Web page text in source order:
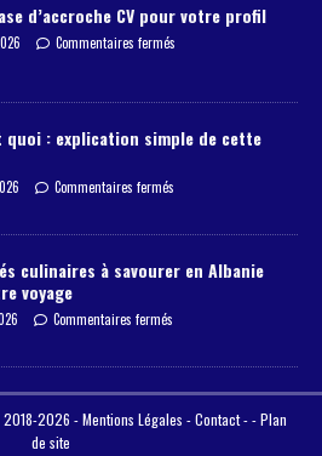
d’accroche CV pour votre profil
Commentaires fermés
quoi : explication simple de cette
Commentaires fermés
culinaires à savourer en Albanie
voyage
Commentaires fermés
2018-2026 -Mentions Légales -Contact- -Plan
de site